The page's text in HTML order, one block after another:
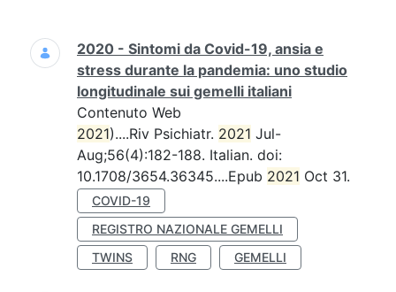
Ricerca
2020 - Sintomi da Covid-19, ansia e
stress durante la pandemia: uno studio
longitudinale sui gemelli italiani
Contenuto Web
2021)....Riv Psichiatr. 2021 Jul-
Aug;56(4):182-188. Italian. doi:
10.1708/3654.36345....Epub 2021 Oct 31.
COVID-19
REGISTRO NAZIONALE GEMELLI
TWINS
RNG GEMELLI